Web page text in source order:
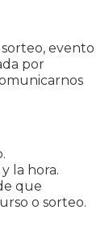
evento
por
la hora.
que
o sorteo.